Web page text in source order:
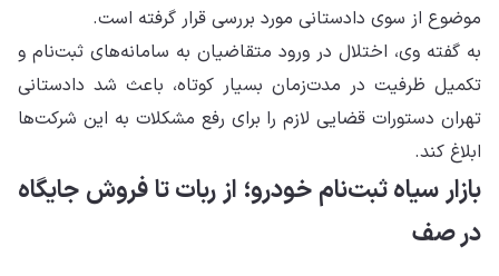
موضوع از سوی دادستانی مورد بررسی قرار گرفته است.
به گفته وی، اختلال در ورود متقاضیان به سامانه‌های ثبت‌نام و
تکمیل ظرفیت در مدت‌زمان بسیار کوتاه، باعث شد دادستانی
تهران دستورات قضایی لازم را برای رفع مشکلات به این شرکت‌ها
ابلاغ کند.
بازار سیاه ثبت‌نام خودرو؛ از ربات تا فروش جایگاه
در صف